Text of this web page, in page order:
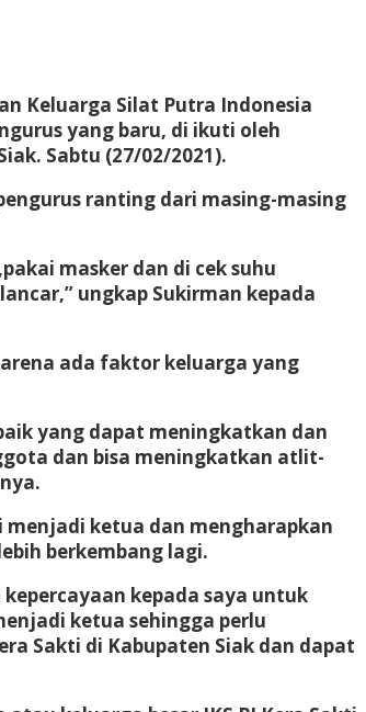
Keluarga Silat Putra Indonesia
yang baru, di ikuti oleh
Sabtu (27/02/2021).
ranting dari masing-masing
masker dan di cek suhu
ungkap Sukirman kepada
ada faktor keluarga yang
yang dapat meningkatkan dan
dan bisa meningkatkan atlit-
menjadi ketua dan mengharapkan
berkembang lagi.
kepada saya untuk
ketua sehingga perlu
Sakti di Kabupaten Siak dan dapat